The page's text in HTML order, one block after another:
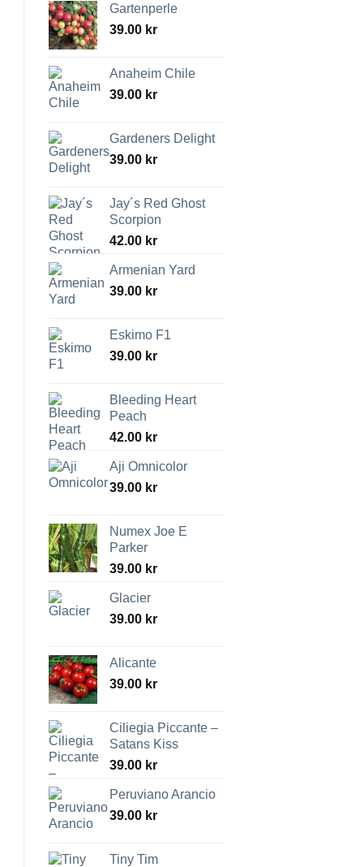
Gartenperle
39.00 kr
Anaheim Chile
39.00 kr
Gardeners Delight
39.00 kr
Jay´s Red Ghost
Scorpion
42.00 kr
Armenian Yard
39.00 kr
Eskimo F1
39.00 kr
Bleeding Heart
Peach
42.00 kr
Aji Omnicolor
39.00 kr
Numex Joe E
Parker
39.00 kr
Glacier
39.00 kr
Alicante
39.00 kr
Ciliegia Piccante –
Satans Kiss
39.00 kr
Peruviano Arancio
39.00 kr
Tiny Tim